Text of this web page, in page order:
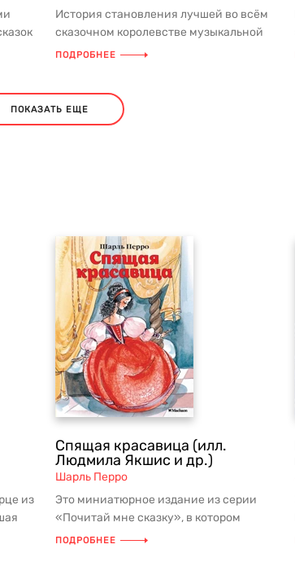
История становления лучшей во всём
сказочном королевстве музыкальной
группы из Бремена поведает юным...
ПОДРОБНЕЕ
ПОКАЗАТЬ ЕЩЕ
из
Спящая красавица (илл.
Людмила Якшис и др.)
Шарль Перро
Это миниатюрное издание из серии
«Почитай мне сказку», в котором
представлена одна из самых
ПОДРОБНЕЕ